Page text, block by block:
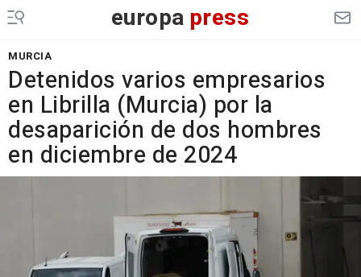
europa press
MURCIA
Detenidos varios empresarios
en Librilla (Murcia) por la
desaparición de dos hombres
en diciembre de 2024